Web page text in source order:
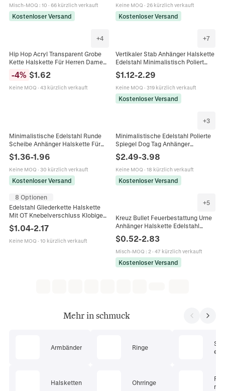
Misch-MOQ : 10 · 66 kürzlich verkauft
Kostenloser Versand
Keine MOQ · 26 kürzlich verkauft
Kostenloser Versand
+4
Hip Hop Acryl Transparent Grobe
Kette Halskette Für Herren Damen
Chunky Streetwear Schmuck
-4% $1.62
Keine MOQ · 43 kürzlich verkauft
+7
Vertikaler Stab Anhänger Halskette
Edelstahl Minimalistisch Poliert
Für Männer Frauen
$1.12-2.29
Keine MOQ · 319 kürzlich verkauft
Kostenloser Versand
Minimalistische Edelstahl Runde
Scheibe Anhänger Halskette Für
Damen Personalisierte Gravierbare
Gold Roségold Silber Münze
Halskette Schmuck
$1.36-1.96
Keine MOQ · 30 kürzlich verkauft
Kostenloser Versand
+3
Minimalistische Edelstahl Polierte
Spiegel Dog Tag Anhänger
Halskette Für Herren Damen
Unisex Geometrische Rechteck
Militär Stil Schmuck
$2.49-3.98
Keine MOQ · 18 kürzlich verkauft
Kostenloser Versand
8 Optionen
Edelstahl Gliederkette Halskette
Mit OT Knebelverschluss Klobige
O-Kette Hip Hop Punk Stil Für
Männer Frauen
$1.04-2.17
Keine MOQ · 10 kürzlich verkauft
+5
Kreuz Bullet Feuerbestattung Urne
Anhänger Halskette Edelstahl
Gedenkschmuck Für Herren
$0.52-2.83
Misch-MOQ : 2· 47 kürzlich verkauft
Kostenloser Versand
Mehr in schmuck
Armbänder
Halsketten
Ringe
Ohrringe
ets